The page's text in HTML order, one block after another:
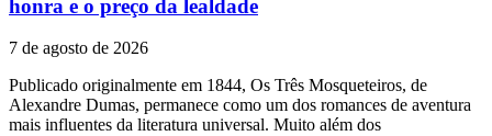
honra e o preço da lealdade
7 de agosto de 2026
Publicado originalmente em 1844, Os Três Mosqueteiros, de
Alexandre Dumas, permanece como um dos romances de aventura
mais influentes da literatura universal. Muito além dos